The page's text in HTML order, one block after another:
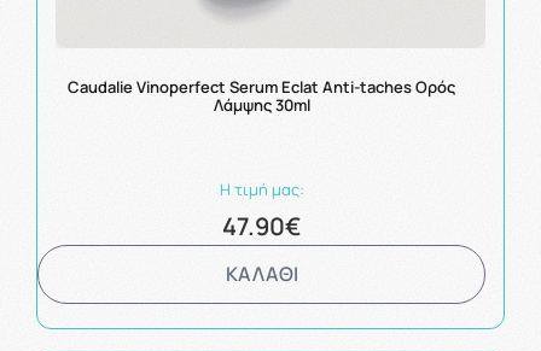
Caudalie Vinoperfect Serum Eclat Anti-taches Ορός
Λάμψης 30ml
Η τιμή μας:
47.90€
ΚΑΛΑΘΙ